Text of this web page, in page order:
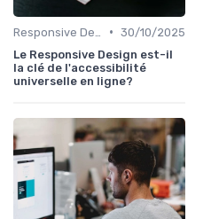
• 30/10/2025
Le Responsive Design est-il
la clé de l'accessibilité
universelle en ligne?